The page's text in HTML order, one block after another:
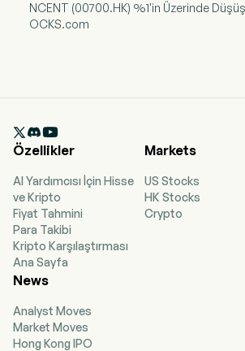
NCENT (00700.HK) %1'in Üzerinde
OCKS.com

Özellikler
AI Yardımcısı İçin Hisse
ve Kripto
Fiyat Tahmini
Para Takibi
Kripto Karşılaştırması
Ana Sayfa
Markets
US Stocks
HK Stocks
Crypto
News
Analyst Moves
Market Moves
Hong Kong IPO